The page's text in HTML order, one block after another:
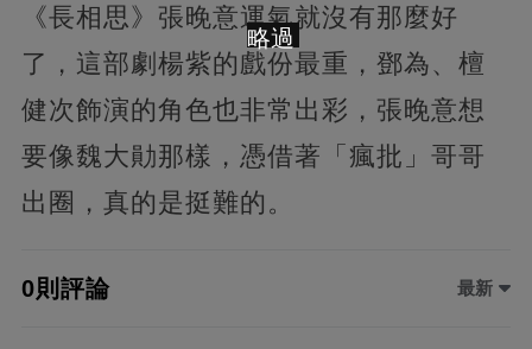
《長相思》張晚意運氣就沒有那麼好
了，這部劇楊紫的戲份最重，鄧為、檀
健次飾演的角色也非常出彩，張晚意想
要像魏大勛那樣，憑借著「瘋批」哥哥
出圈，真的是挺難的。
0則評論 最新
略過